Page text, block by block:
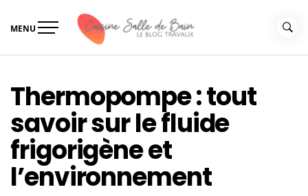
MENU
Thermopompe : tout
savoir sur le fluide
frigorigène et
l’environnement